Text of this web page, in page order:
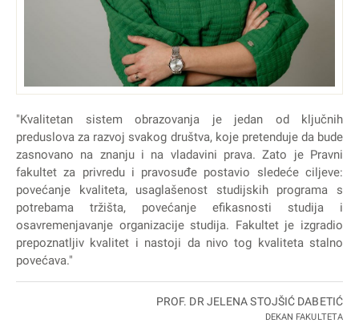
"Kvalitetan sistem obrazovanja je jedan od ključnih
preduslova za razvoj svakog društva, koje pretenduje da bude
zasnovano na znanju i na vladavini prava. Zato je Pravni
fakultet za privredu i pravosuđe postavio sledeće ciljeve:
povećanje kvaliteta, usaglašenost studijskih programa s
potrebama tržišta, povećanje efikasnosti studija i
osavremenjavanje organizacije studija. Fakultet je izgradio
prepoznatljiv kvalitet i nastoji da nivo tog kvaliteta stalno
povećava."
PROF. DR JELENA STOJŠIĆ DABETIĆ
DEKAN FAKULTETA